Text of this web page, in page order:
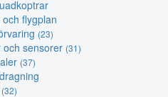
flygplan
(23)
och sensorer (31)
(37)
(32)